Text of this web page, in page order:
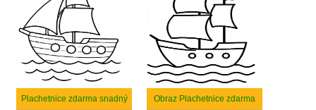
Plachetnice zdarma snadný Obraz Plachetnice zdarma